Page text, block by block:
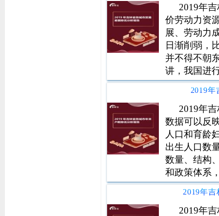
统计信息支
2019年
价劳动力资
展、劳动力
日渐削弱，
并不得不朝
讲，我国进
后贸易结构
对外投资，
量提高发展
2019
2019年
数据可以反
人口和育龄
出生人口数
数量、结构
和政策体系
发展规划，
国家新征程
信息支持。
2019年